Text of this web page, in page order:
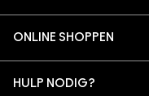
ARTISTIEK
ONLINE SHOPPEN
AANMELDEN VOOR E-MAILS
HULP NODIG?